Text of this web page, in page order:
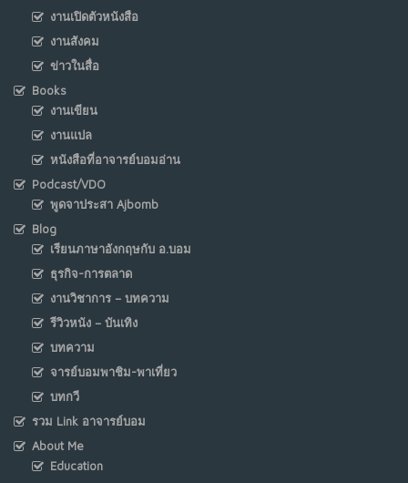
งานเปิดตัวหนังสือ
งานสังคม
ข่าวในสื่อ
Books
งานเขียน
งานแปล
หนังสือที่อาจารย์บอมอ่าน
Podcast/VDO
พูดจาประสา Ajbomb
Blog
เรียนภาษาอังกฤษกับ อ.บอม
ธุรกิจ-การตลาด
งานวิชาการ – บทความ
รีวิวหนัง – บันเทิง
บทความ
จารย์บอมพาชิม-พาเที่ยว
บทกวี
รวม Link อาจารย์บอม
About Me
Education